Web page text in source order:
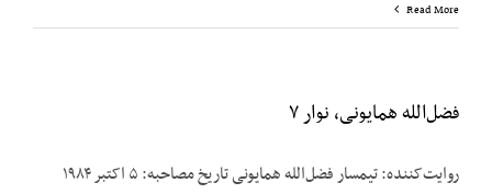
Read More
فضل‌الله همایونی، نوار ۷
روایت‌کننده: تیمسار فضل‌الله همایونی تاریخ مصاحبه: ۵ اکتبر ۱۹۸۴